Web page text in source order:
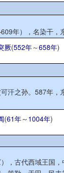
厥(552年～658年)
汗之孙。587年
(61年～ 1004年)
王国，中国唐代安西四镇之一。